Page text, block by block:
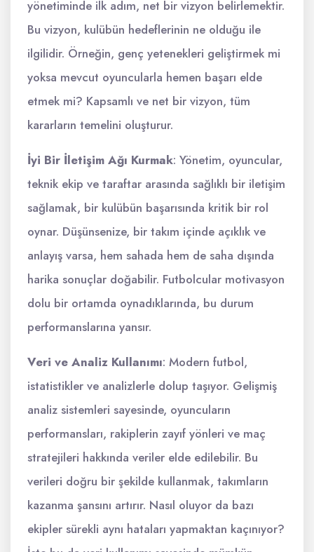
yönetiminde ilk adım, net bir vizyon belirlemektir.
Bu vizyon, kulübün hedeflerinin ne olduğu ile
ilgilidir. Örneğin, genç yetenekleri geliştirmek mi
yoksa mevcut oyuncularla hemen başarı elde
etmek mi? Kapsamlı ve net bir vizyon, tüm
kararların temelini oluşturur.
İyi Bir İletişim Ağı Kurmak: Yönetim, oyuncular,
teknik ekip ve taraftar arasında sağlıklı bir iletişim
sağlamak, bir kulübün başarısında kritik bir rol
oynar. Düşünsenize, bir takım içinde açıklık ve
anlayış varsa, hem sahada hem de saha dışında
harika sonuçlar doğabilir. Futbolcular motivasyon
dolu bir ortamda oynadıklarında, bu durum
performanslarına yansır.
Veri ve Analiz Kullanımı: Modern futbol,
istatistikler ve analizlerle dolup taşıyor. Gelişmiş
analiz sistemleri sayesinde, oyuncuların
performansları, rakiplerin zayıf yönleri ve maç
stratejileri hakkında veriler elde edilebilir. Bu
verileri doğru bir şekilde kullanmak, takımların
kazanma şansını artırır. Nasıl oluyor da bazı
ekipler sürekli aynı hataları yapmaktan kaçınıyor?